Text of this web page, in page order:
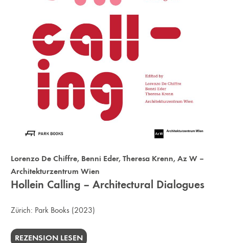
Lorenzo De Chiffre, Benni Eder,Theresa Krenn,Az W –
Architekturzentrum Wien
Hollein Calling – Architectural Dialogues
Zürich: Park Books (2023)
REZENSION LESEN